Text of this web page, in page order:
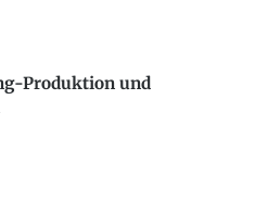
Produktion und